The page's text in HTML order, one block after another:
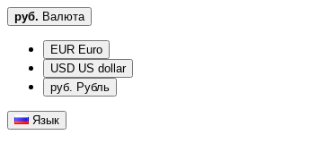
руб. Валюта
EUR Euro
USD US dollar
руб. Рубль
Язык